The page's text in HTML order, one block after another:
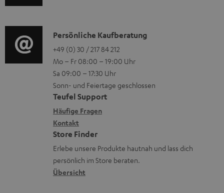
l
a
d
e
n
e
n
z
u
r
G
a
r
a
n
g
e
r
ä
t
e
R
ü
c
k
i
o
-
L
e
x
i
k
o
n
K
o
n
t
a
k
t
d
a
t
Persönliche Kaufberatung
+49 (0) 30 / 217 84 212
Mo – Fr 08:00 – 19:00 Uhr
Sa 09:00 – 17:30 Uhr
Sonn- und Feiertage geschlossen
Teufel Support
Häufige Fragen
Kontakt
Store Finder
Erlebe unsere Produkte hautnah und lass dich
persönlich im Store beraten.
Übersicht